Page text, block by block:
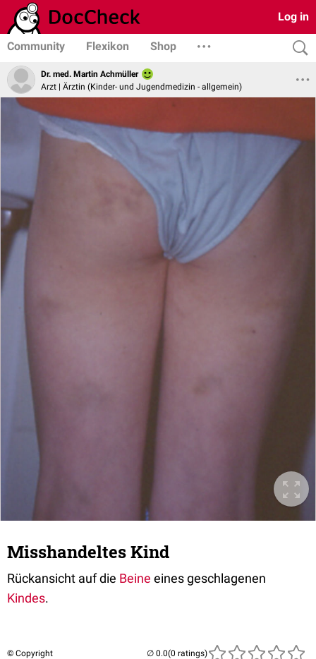
Log in
Community Flexikon Shop
Dr. med. Martin Achmüller
Arzt | Ärztin (Kinder- und Jugendmedizin - allgemein)
Misshandeltes Kind
Rückansicht auf die Beine eines geschlagenen
Kindes.
© Copyright (0 ratings)